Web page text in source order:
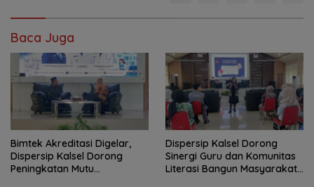
Baca Juga
Bimtek Akreditasi Digelar,
Dispersip Kalsel Dorong
Peningkatan Mutu
Dispersip Kalsel Dorong
Sinergi Guru dan Komunitas
Literasi Bangun Masyarakat